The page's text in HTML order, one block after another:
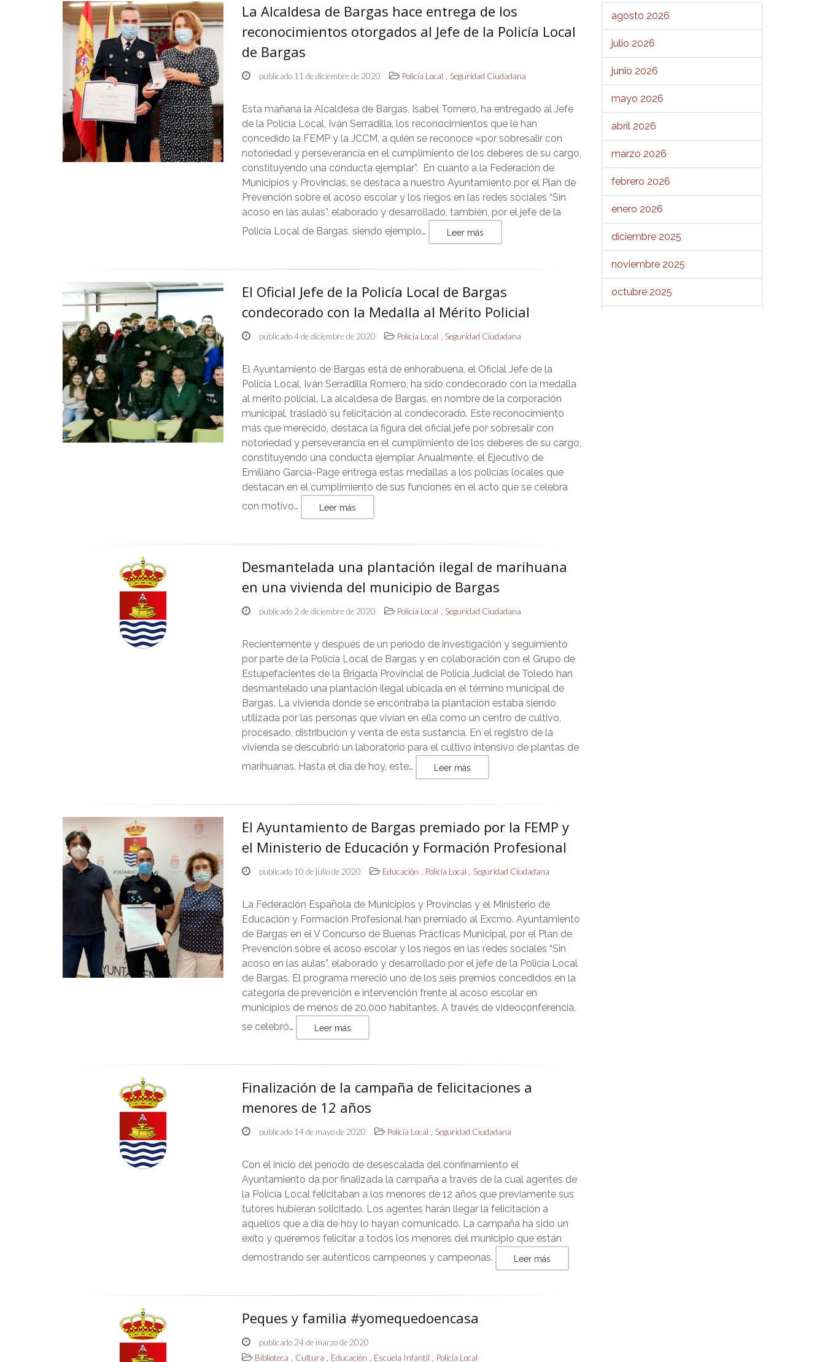
La Alcaldesa de Bargas hace entrega de los
reconocimientos otorgados al Jefe de la Policía Local
de Bargas
publicado 11 de diciembre de 2020 Policía Local , Seguridad Ciudadana
Esta mañana la Alcaldesa de Bargas, Isabel Tornero, ha entregado al Jefe
de la Policía Local, Iván Serradilla, los reconocimientos que le han
concedido la FEMP y la JCCM, a quién se reconoce «por sobresalir con
notoriedad y perseverancia en el cumplimiento de los deberes de su cargo,
constituyendo una conducta ejemplar”. En cuanto a la Federación de
Municipios y Provincias, se destaca a nuestro Ayuntamiento por el Plan de
Prevención sobre el acoso escolar y los riegos en las redes sociales “Sin
acoso en las aulas”, elaborado y desarrollado, también, por el jefe de la
Policía Local de Bargas, siendo ejemplo…
Leer más
El Oficial Jefe de la Policía Local de Bargas
condecorado con la Medalla al Mérito Policial
publicado 4 de diciembre de 2020 Policía Local , Seguridad Ciudadana
El Ayuntamiento de Bargas está de enhorabuena, el Oficial Jefe de la
Policía Local, Iván Serradilla Romero, ha sido condecorado con la medalla
al mérito policial. La alcaldesa de Bargas, en nombre de la corporación
municipal, trasladó su felicitación al condecorado. Este reconocimiento
más que merecido, destaca la figura del oficial jefe por sobresalir con
notoriedad y perseverancia en el cumplimiento de los deberes de su cargo,
constituyendo una conducta ejemplar. Anualmente, el Ejecutivo de
Emiliano García-Page entrega estas medallas a los policías locales que
destacan en el cumplimiento de sus funciones en el acto que se celebra
con motivo…
Leer más
Desmantelada una plantación ilegal de marihuana
en una vivienda del municipio de Bargas
publicado 2 de diciembre de 2020 Policía Local , Seguridad Ciudadana
Recientemente y después de un periodo de investigación y seguimiento
por parte de la Policía Local de Bargas y en colaboración con el Grupo de
Estupefacientes de la Brigada Provincial de Policía Judicial de Toledo han
desmantelado una plantación ilegal ubicada en el término municipal de
Bargas. La vivienda donde se encontraba la plantación estaba siendo
utilizada por las personas que vivían en ella como un centro de cultivo,
procesado, distribución y venta de esta sustancia. En el registro de la
vivienda se descubrió un laboratorio para el cultivo intensivo de plantas de
marihuanas. Hasta el día de hoy, este…
Leer más
El Ayuntamiento de Bargas premiado por la FEMP y
el Ministerio de Educación y Formación Profesional
publicado 10 de julio de 2020 Educación , Policía Local , Seguridad Ciudadana
La Federación Española de Municipios y Provincias y el Ministerio de
Educación y Formación Profesional han premiado al Excmo. Ayuntamiento
de Bargas en el V Concurso de Buenas Prácticas Municipal, por el Plan de
Prevención sobre el acoso escolar y los riegos en las redes sociales “Sin
acoso en las aulas”, elaborado y desarrollado por el jefe de la Policía Local
de Bargas. El programa mereció uno de los seis premios concedidos en la
categoría de prevención e intervención frente al acoso escolar en
municipios de menos de 20.000 habitantes. A través de videoconferencia,
se celebró…
Leer más
Finalización de la campaña de felicitaciones a
menores de 12 años
publicado 14 de mayo de 2020 Policía Local , Seguridad Ciudadana
Con el inicio del período de desescalada del confinamiento el
Ayuntamiento da por finalizada la campaña a través de la cual agentes de
la Policía Local felicitaban a los menores de 12 años que previamente sus
tutores hubieran solicitado. Los agentes harán llegar la felicitación a
aquellos que a día de hoy lo hayan comunicado. La campaña ha sido un
éxito y queremos felicitar a todos los menores del municipio que están
demostrando ser auténticos campeones y campeonas.
Leer más
Peques y familia #yomequedoencasa
publicado 24 de marzo de 2020
Biblioteca , Cultura , Educación , Escuela Infantil , Policía Local
agosto 2026
julio 2026
junio 2026
mayo 2026
abril 2026
marzo 2026
febrero 2026
enero 2026
diciembre 2025
noviembre 2025
octubre 2025